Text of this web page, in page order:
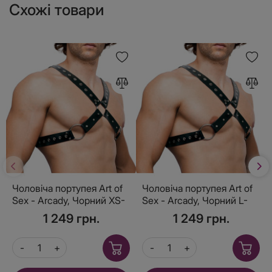
Схожі товари
Чоловіча портупея Art of
Sex - Arcady, Чорний XS-
1 249 грн.
Чоловіча портупея Art of
Sex - Arcady, Чорний L-
1 249 грн.